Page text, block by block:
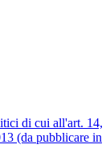
di cui all'art. 14,
(da pubblicare in